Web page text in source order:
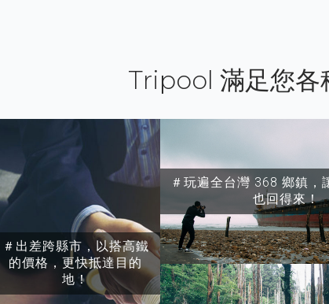
Tripool 滿足您各
＃出差跨縣市，以搭高鐵
的價格，更快抵達目的
地！
＃玩遍全台灣 368 鄉鎮，
也回得來！